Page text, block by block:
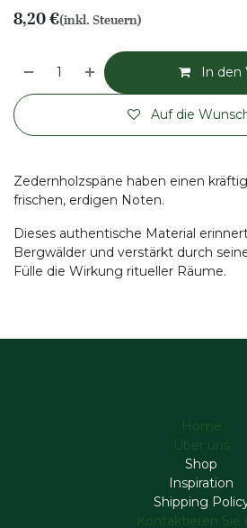
8,20€(inkl. Steuern)
In den
Auf die
Zedernholzspäne haben einen
frischen, erdigen Noten.
Dieses authentische Material
Bergwälder und verstärkt durch
Fülle die Wirkung ritueller Räume.
Home
Über uns
Shop
Inspiration
Shipping
Kontaktieren Sie